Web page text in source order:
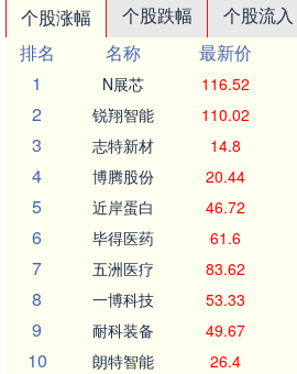
个股涨幅 个股跌幅 个股流入
排名
名称 最新价
1
N展芯 116.52
2 锐翔智能 110.02
3 志特新材 14.8
4 博腾股份 20.44
5 近岸蛋白 46.72
6 毕得医药 61.6
7 五洲医疗 83.62
8 一博科技 53.33
9 耐科装备 49.67
10 朗特智能 26.4